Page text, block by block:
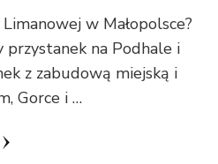
w Małopolsce?
na Podhale i
z zabudową miejską i
Gorce i …